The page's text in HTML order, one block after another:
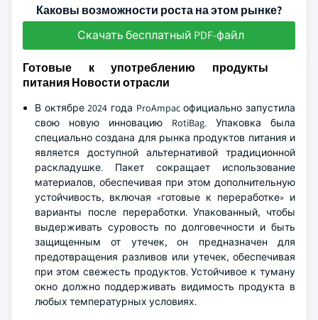
Каковы возможности роста на этом рынке?
Скачать бесплатный PDF-файл
Готовые к употреблению продукты
питания Новости отрасли
В октябре 2024 года ProAmpac официально запустила
свою новую инновацию RotiBag. Упаковка была
специально создана для рынка продуктов питания и
является доступной альтернативой традиционной
раскладушке. Пакет сокращает использование
материалов, обеспечивая при этом дополнительную
устойчивость, включая «готовые к переработке» и
варианты после переработки. Упакованный, чтобы
выдерживать суровость по долговечности и быть
защищенным от утечек, он предназначен для
предотвращения разливов или утечек, обеспечивая
при этом свежесть продуктов. Устойчивое к туману
окно должно поддерживать видимость продукта в
любых температурных условиях.